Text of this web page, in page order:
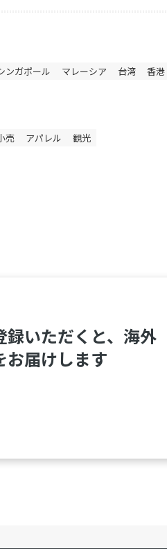
ンガポール マレーシア 台湾 香港
売 アパレル 観光
録いただくと、海外
お届けします